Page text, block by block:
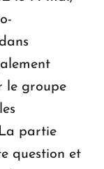
le groupe
partie
question et